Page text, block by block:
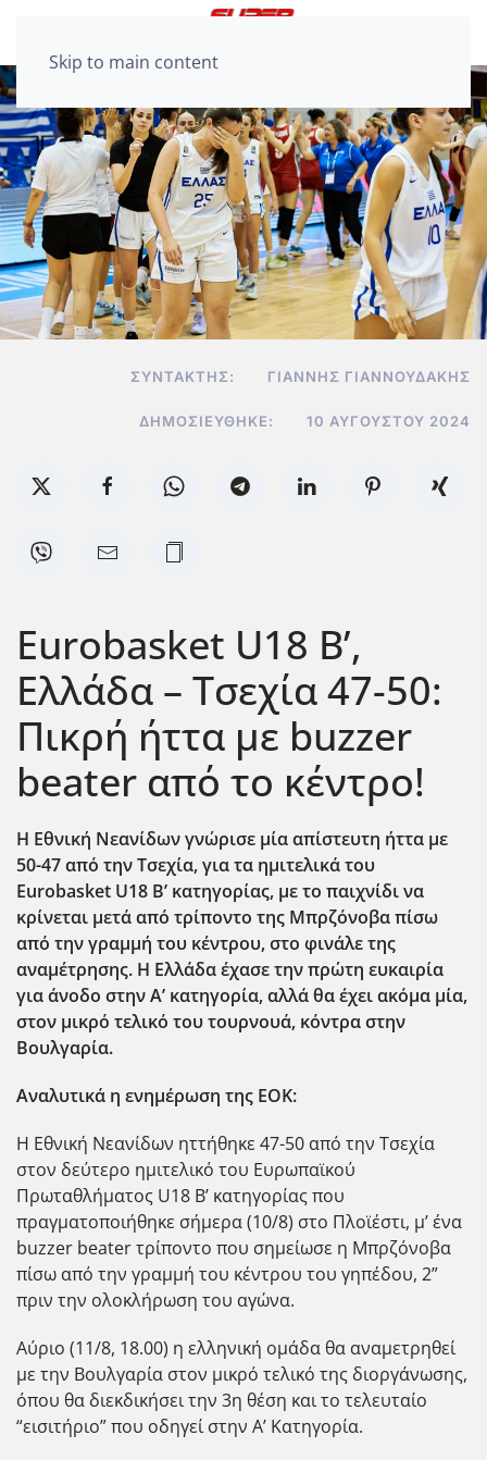
Skip to main content
ΣΥΝΤΆΚΤΗΣ: ΓΙΆΝΝΗΣ ΓΙΑΝΝΟΥΔΆΚΗΣ
ΔΗΜΟΣΙΕΎΘΗΚΕ: 10 ΑΥΓΟΎΣΤΟΥ 2024
Eurobasket U18 B’,
Ελλάδα – Τσεχία 47-50:
Πικρή ήττα με buzzer
beater από το κέντρο!
Η Εθνική Νεανίδων γνώρισε μία απίστευτη ήττα με
50-47 από την Τσεχία, για τα ημιτελικά του
Eurobasket U18 Β’ κατηγορίας, με το παιχνίδι να
κρίνεται μετά από τρίποντο της Μπρζόνοβα πίσω
από την γραμμή του κέντρου, στο φινάλε της
αναμέτρησης. Η Ελλάδα έχασε την πρώτη ευκαιρία
για άνοδο στην Α’ κατηγορία, αλλά θα έχει ακόμα μία,
στον μικρό τελικό του τουρνουά, κόντρα στην
Βουλγαρία.
Αναλυτικά η ενημέρωση της ΕΟΚ:
Η Εθνική Νεανίδων ηττήθηκε 47-50 από την Τσεχία
στον δεύτερο ημιτελικό του Ευρωπαϊκού
Πρωταθλήματος U18 Β’ κατηγορίας που
πραγματοποιήθηκε σήμερα (10/8) στο Πλοϊέστι, μ’ ένα
buzzer beater τρίποντο που σημείωσε η Μπρζόνοβα
πίσω από την γραμμή του κέντρου του γηπέδου, 2”
πριν την ολοκλήρωση του αγώνα.
Αύριο (11/8, 18.00) η ελληνική ομάδα θα αναμετρηθεί
με την Βουλγαρία στον μικρό τελικό της διοργάνωσης,
όπου θα διεκδικήσει την 3η θέση και το τελευταίο
“εισιτήριο” που οδηγεί στην Α’ Κατηγορία.